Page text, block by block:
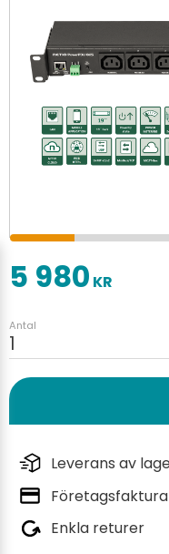
5 980 KR
Antal
Leverans av
Enkla returer